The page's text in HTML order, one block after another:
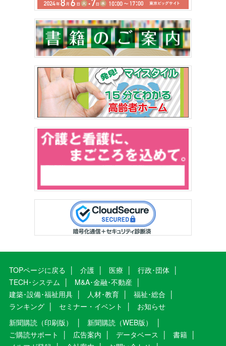
TOPページに戻る 介護 医療
行政･団体
TECH･システム
M&A･金融･不動産
建築･設備･福祉用具
人材･教育
福祉･総合
ランキング
セミナー・イベント
お知らせ
新聞購読（印刷版）
新聞購読（WEB版）
ご購読サポート
広告案内 データベース
書籍